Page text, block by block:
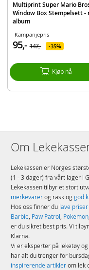
EAN
Multiprint Super Mario
Window Box Stempelsett -
album
Kampanjepris
95,- 147,- 35%
Kjøp nå
Om
Lekekassen er Norges
(1 - 3 dager) fra vårt lager i
Lekekassen tilbyr et stort
merkevarerog rask oggod
Hos oss finner du lave priser
Barbie, Paw Patrol, Pokemon
er du sikret best pris. Vi
Klarna.
Vi er eksperter på leketøy
har alt du trenger for
inspirerende artiklerom lek